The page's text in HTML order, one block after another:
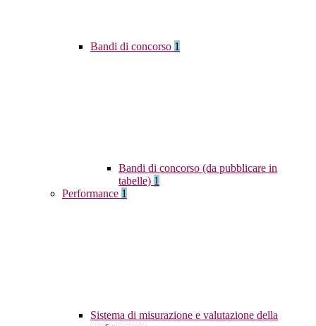
Bandi di concorso 1
Bandi di concorso (da pubblicare in
tabelle) 1
Performance 1
Sistema di misurazione e valutazione della